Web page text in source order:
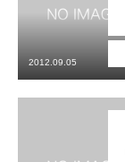
2012.09.05